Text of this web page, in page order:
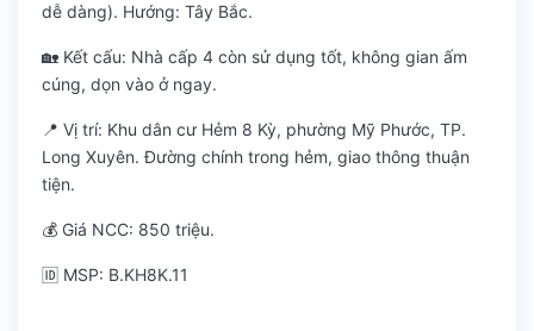
dễ dàng). Hướng: Tây Bắc.
🏡 Kết cấu: Nhà cấp 4 còn sử dụng tốt, không gian ấm
cúng, dọn vào ở ngay.
📍 Vị trí: Khu dân cư Hẻm 8 Kỳ, phường Mỹ Phước, TP.
Long Xuyên. Đường chính trong hẻm, giao thông thuận
tiện.
💰 Giá NCC: 850 triệu.
🆔 MSP: B.KH8K.11